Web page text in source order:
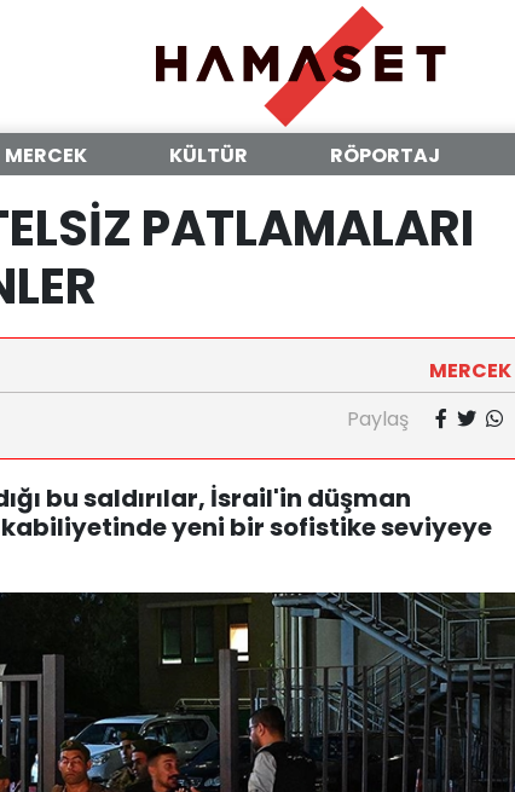
MERCEK KÜLTÜR RÖPORTAJ
PATLAMALARI
MERCEK
Paylaş
bu saldırılar, İsrail'in düşman
yeni bir sofistike seviyeye